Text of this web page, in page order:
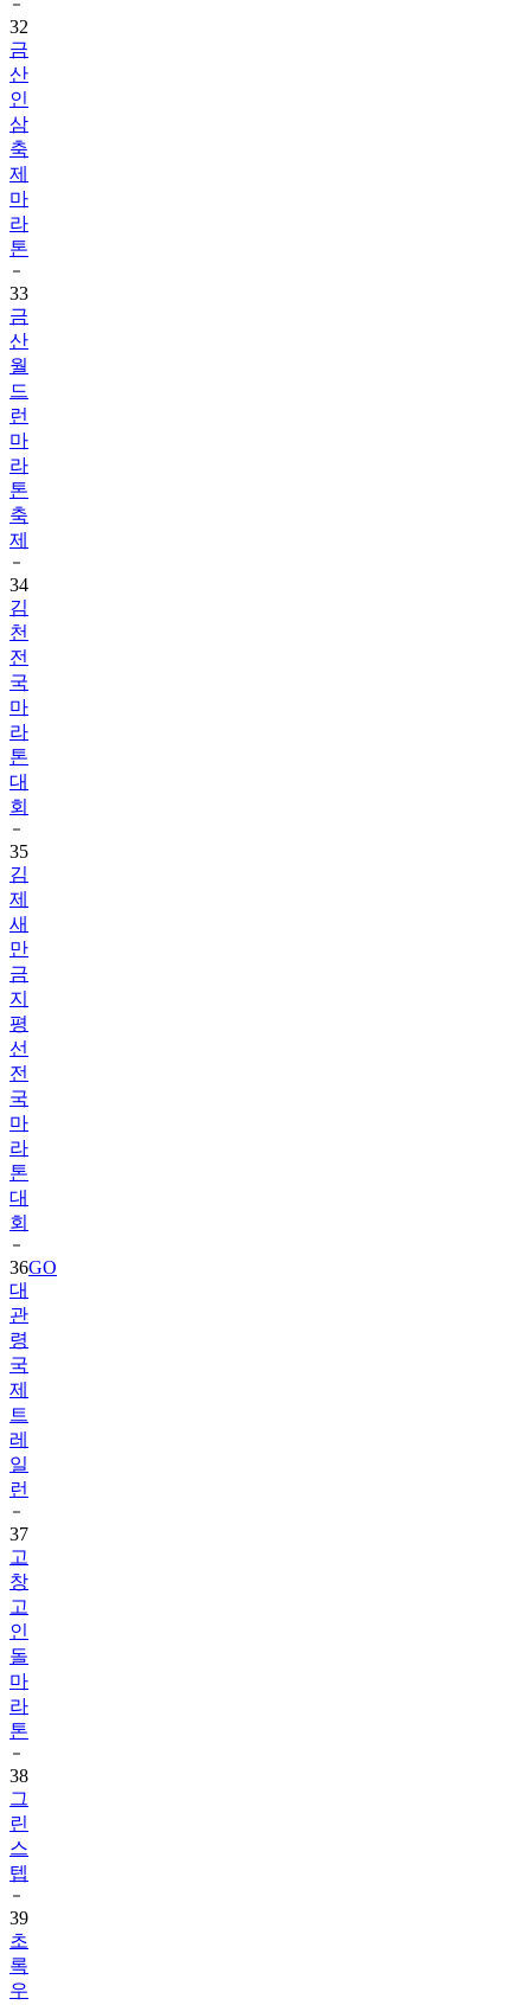
32
금
산
인
삼
축
제
마
라
톤
33
금
산
월
드
런
마
라
톤
축
제
34
김
천
전
국
마
라
톤
대
회
35
김
제
새
만
금
지
평
선
전
국
마
라
톤
대
회
36GO
대
관
령
국
제
트
레
일
런
37
고
창
고
인
돌
마
라
톤
38
그
린
스
텝
39
초
록
우